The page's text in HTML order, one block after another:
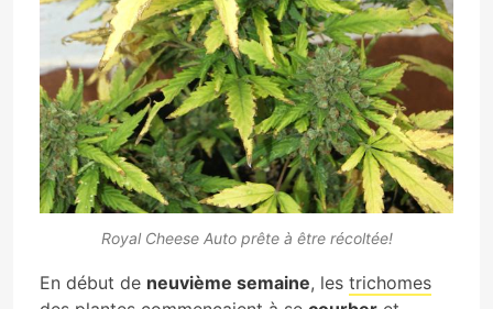
Royal Cheese Auto prête à être récoltée!
En début de neuvième semaine, les trichomes